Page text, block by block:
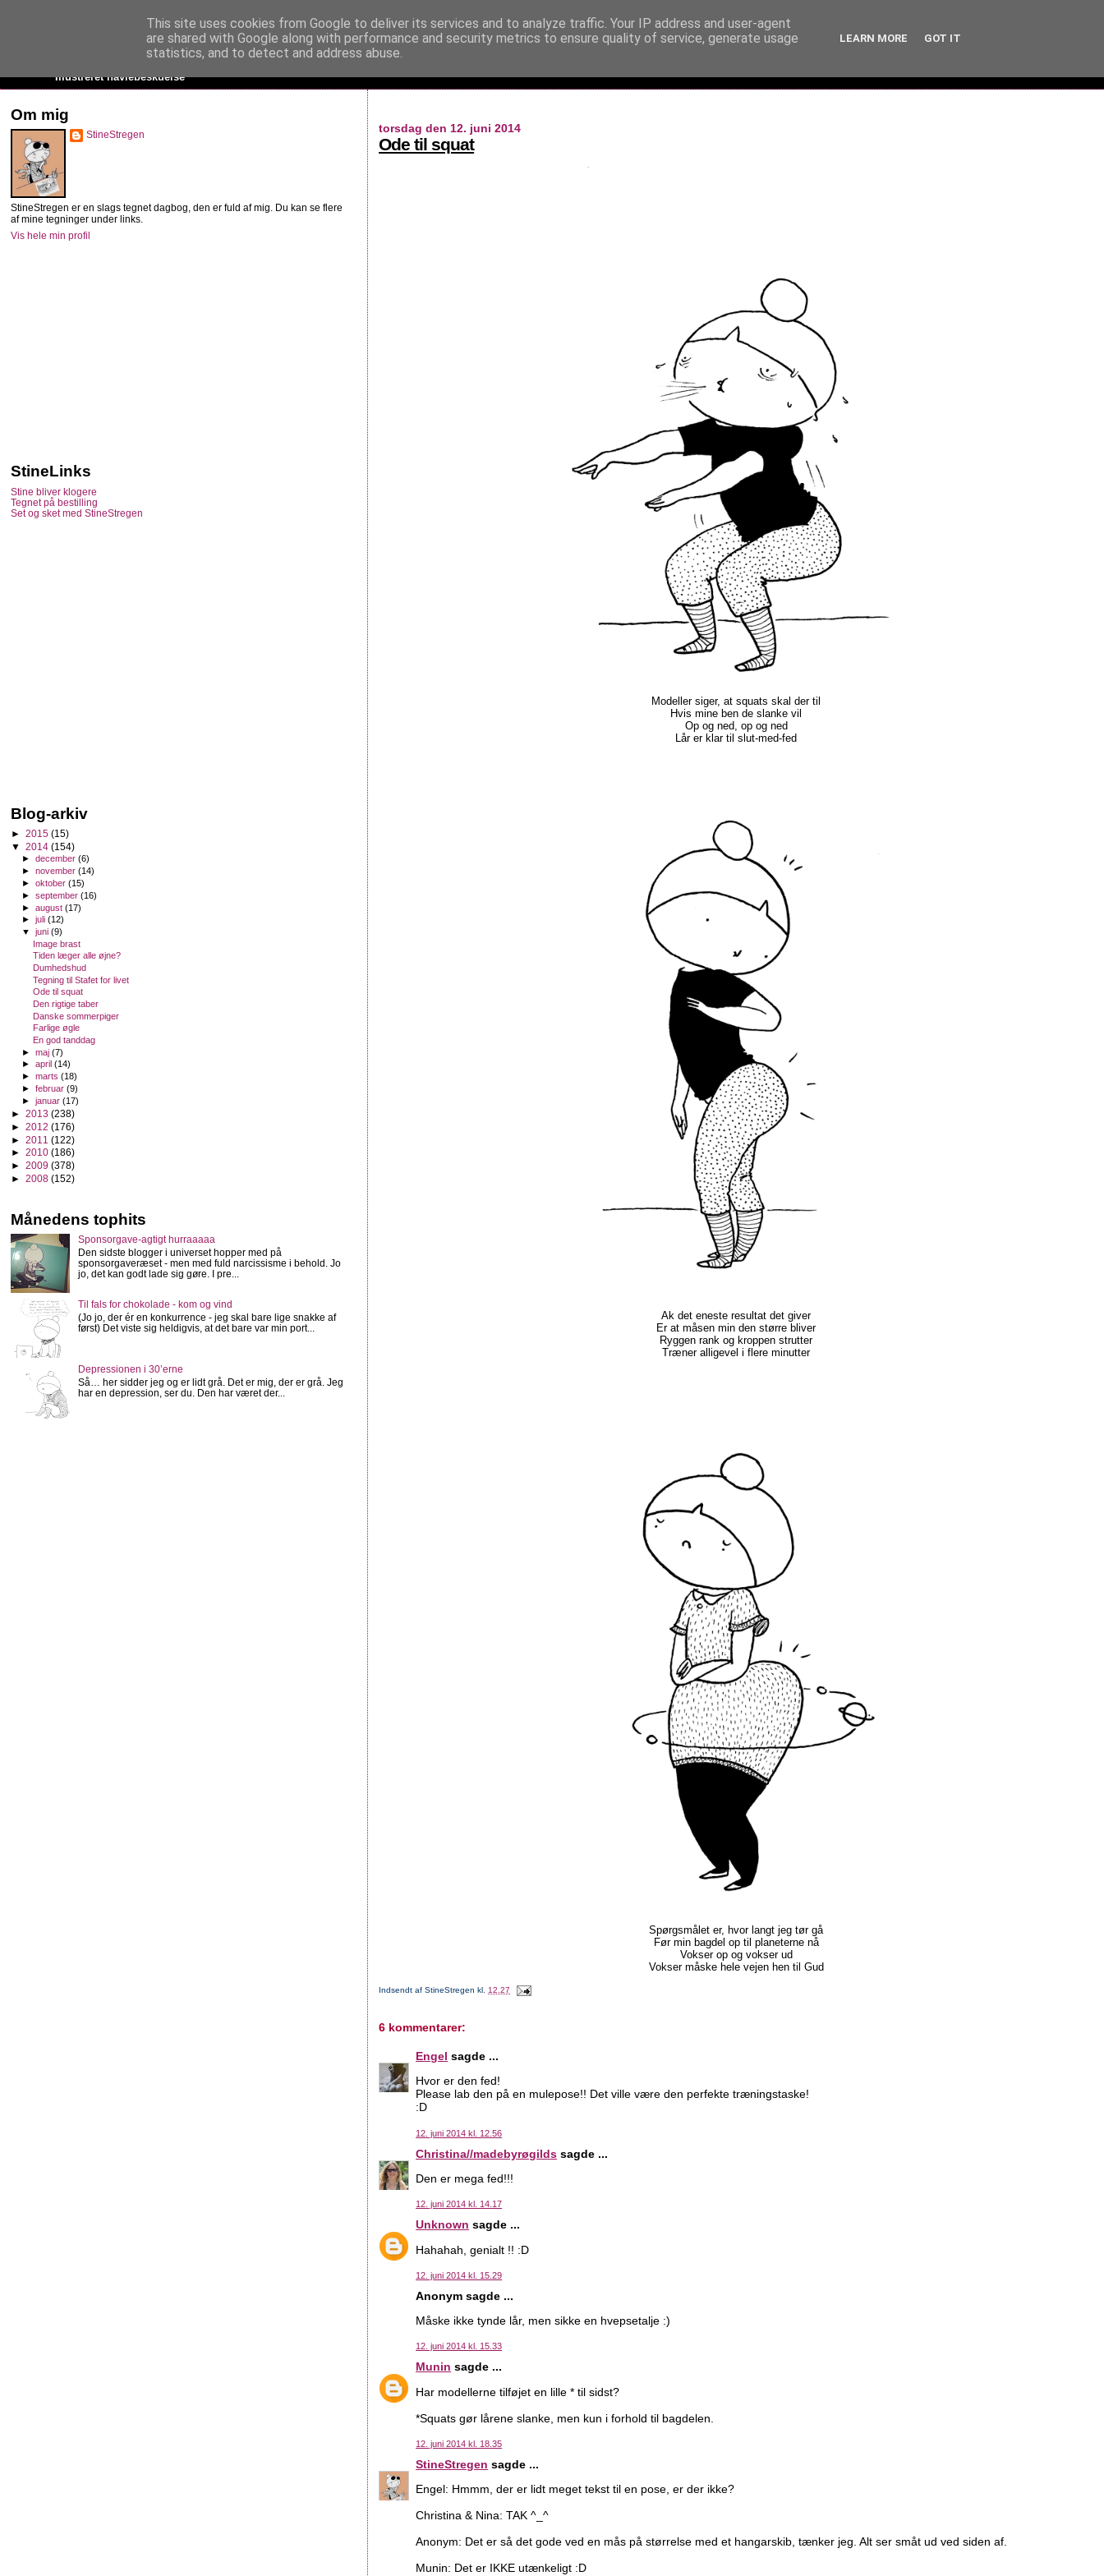
StineStregen
Illustreret navlebeskuelse
torsdag den 12. juni 2014
Ode til squat
Modeller siger, at squats skal der til
Hvis mine ben de slanke vil
Op og ned, op og ned
Lår er klar til slut-med-fed
Ak det eneste resultat det giver
Er at måsen min den større bliver
Ryggen rank og kroppen strutter
Træner alligevel i flere minutter
Spørgsmålet er, hvor langt jeg tør gå
Før min bagdel op til planeterne nå
Vokser op og vokser ud
Vokser måske hele vejen hen til Gud
Indsendt afStineStregen kl.12.27
6 kommentarer:
Engel sagde ...
Hvor er den fed!
Please lab den på en mulepose!! Det ville være den perfekte træningstaske!
:D
12. juni 2014 kl. 12.56
Christina//madebyrøgilds sagde ...
Den er mega fed!!!
12. juni 2014 kl. 14.17
Unknown sagde ...
Hahahah, genialt !! :D
12. juni 2014 kl. 15.29
Anonym sagde ...
Måske ikke tynde lår, men sikke en hvepsetalje :)
12. juni 2014 kl. 15.33
Munin sagde ...
Har modellerne tilføjet en lille * til sidst?
*Squats gør lårene slanke, men kun i forhold til bagdelen.
12. juni 2014 kl. 18.35
StineStregen sagde ...
Engel: Hmmm, der er lidt meget tekst til en pose, er der ikke?
Christina & Nina: TAK ^_^
Anonym: Det er så det gode ved en mås på størrelse med et hangarskib, tænker jeg. Alt ser småt ud ved siden af.
Munin: Det er IKKE utænkeligt :D
Om mig
StineStregen
StineStregen er en slags tegnet dagbog, den er fuld af mig. Du kan se flere
af mine tegninger under links.
Vis hele min profil
StineLinks
Stine bliver klogere
Tegnet på bestilling
Set og sket med StineStregen
Blog-arkiv
► 2015 (15)
▼ 2014 (154)
►december(6)
►november(14)
►oktober(15)
►september(16)
►august(17)
►juli(12)
▼juni(9)
Image brast
Tiden læger alle øjne?
Dumhedshud
Tegning til Stafet for livet
Ode til squat
Den rigtige taber
Danske sommerpiger
Farlige øgle
En god tanddag
►maj(7)
►april(14)
►marts(18)
►februar(9)
►januar(17)
► 2013 (238)
► 2012 (176)
► 2011 (122)
► 2010 (186)
► 2009 (378)
► 2008 (152)
Månedens tophits
Sponsorgave-agtigt hurraaaaa
Den sidste blogger i universet hopper med på
sponsorgaveræset - men med fuld narcissisme i behold. Jo
jo, det kan godt lade sig gøre. I pre...
Til fals for chokolade - kom og vind
(Jo jo, der ér en konkurrence - jeg skal bare lige snakke af
først) Det viste sig heldigvis, at det bare var min port...
Depressionen i 30’erne
Så… her sidder jeg og er lidt grå. Det er mig, der er grå. Jeg
har en depression, ser du. Den har været der...
This site uses cookies from Google to deliver its services and to analyze traffic. Your IP address and user-agent
are shared with Google along with performance and security metrics to ensure quality of service, generate usage
statistics, and to detect and address abuse.
LEARN MORE GOT IT